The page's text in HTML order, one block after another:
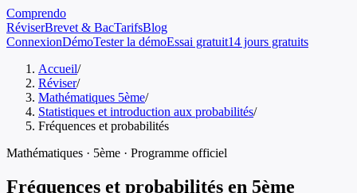
Comprendo
RéviserBrevet & BacTarifsBlog
ConnexionDémoTester la démoEssai gratuit14 jours gratuits
Accueil/
Réviser/
Mathématiques 5ème/
Statistiques et introduction aux probabilités/
Fréquences et probabilités
Mathématiques · 5ème · Programme officiel
Fréquences et probabilités en 5ème